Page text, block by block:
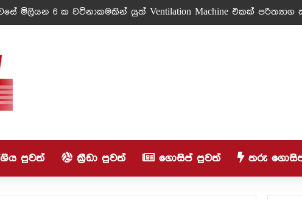
මිලියන 6 ක වටිනාකමකින් යුත් Ventilation Machine එකක් පරිත්‍යාග
පුවත් ක්‍රීඩා පුවත් ගොසිප් පුවත් තරු